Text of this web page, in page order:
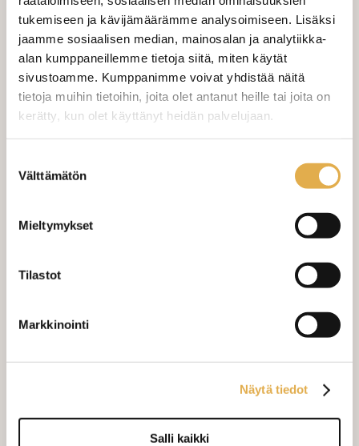
tukemiseen ja kävijämäärämme analysoimiseen. Lisäksi
jaamme sosiaalisen median, mainosalan ja analytiikka-
alan kumppaneillemme tietoja siitä, miten käytät
sivustoamme. Kumppanimme voivat yhdistää näitä
tietoja muihin tietoihin, joita olet antanut heille tai joita on
kerätty, kun olet käyttänyt heidän palvelujaan.
valinta
Välttämätön
Mieltymykset
Tilastot
Markkinointi
Näytä tiedot
Salli kaikki
MÄÄRÄ:
Mittausohje-sivulta löydät ohjeita
mittaamiseen ja kankaan menekin
ommeltavan jotain muuta niin ota
Varastossa (200 kpl)